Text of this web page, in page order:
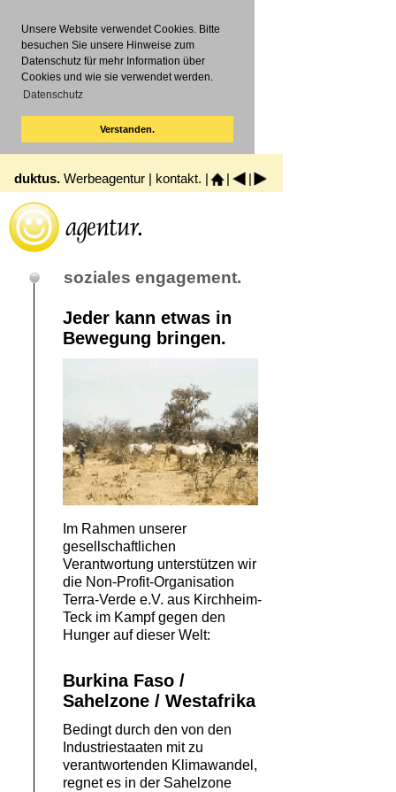
Unsere Website verwendet Cookies. Bitte
besuchen Sie unsere Hinweise zum
Datenschutz für mehr Information über
Cookies und wie sie verwendet werden.
Datenschutz
Verstanden.
duktus. Werbeagentur | kontakt. | | |
soziales engagement.
Jeder kann etwas in
Bewegung bringen.
Im Rahmen unserer
gesellschaftlichen
Verantwortung unterstützen wir
die Non-Profit-Organisation
Terra-Verde e.V. aus Kirchheim-
Teck im Kampf gegen den
Hunger auf dieser Welt:
Burkina Faso/
Sahelzone / Westafrika
Bedingt durch den von den
Industriestaaten mit zu
verantwortenden Klimawandel,
regnet es in der Sahelzone